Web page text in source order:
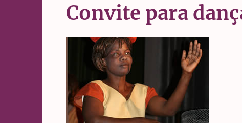
Convite para